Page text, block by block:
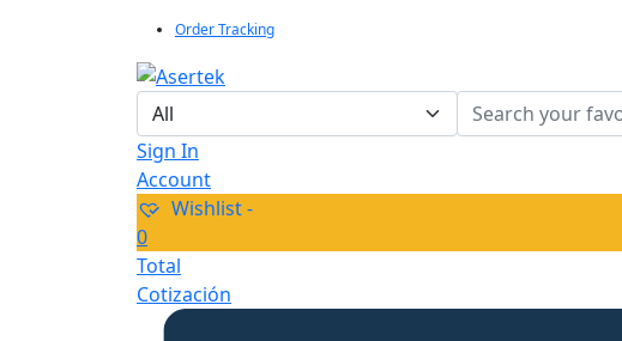
Order Tracking
Sign In
Account
Wishlist -
0
Total
Cotización